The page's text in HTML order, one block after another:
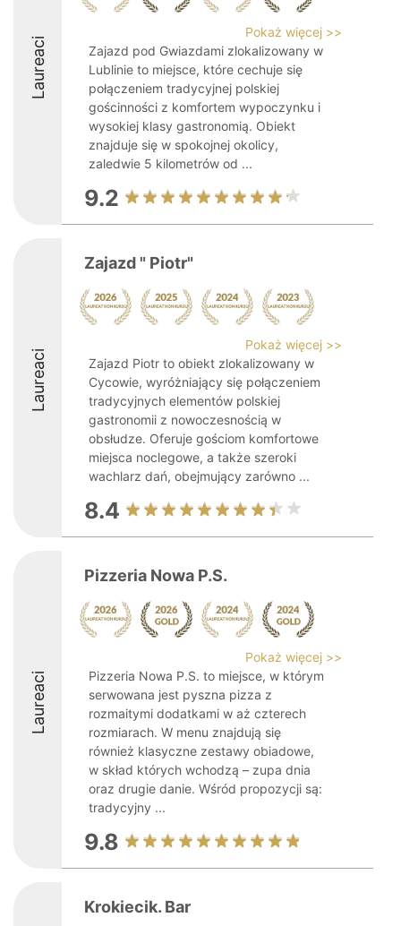
Laureaci
Pokaż więcej >>
Zajazd pod Gwiazdami zlokalizowany w
Lublinie to miejsce, które cechuje się
połączeniem tradycyjnej polskiej
gościnności z komfortem wypoczynku i
wysokiej klasy gastronomią. Obiekt
znajduje się w spokojnej okolicy,
zaledwie 5 kilometrów od ...
9.2
Laureaci
Zajazd " Piotr"
Pokaż więcej >>
Zajazd Piotr to obiekt zlokalizowany w
Cycowie, wyróżniający się połączeniem
tradycyjnych elementów polskiej
gastronomii z nowoczesnością w
obsłudze. Oferuje gościom komfortowe
miejsca noclegowe, a także szeroki
wachlarz dań, obejmujący zarówno ...
8.4
Laureaci
Pizzeria Nowa P.S.
Pokaż więcej >>
Pizzeria Nowa P.S. to miejsce, w którym
serwowana jest pyszna pizza z
rozmaitymi dodatkami w aż czterech
rozmiarach. W menu znajdują się
również klasyczne zestawy obiadowe,
w skład których wchodzą – zupa dnia
oraz drugie danie. Wśród propozycji są:
tradycyjny ...
9.8
Krokiecik. Bar